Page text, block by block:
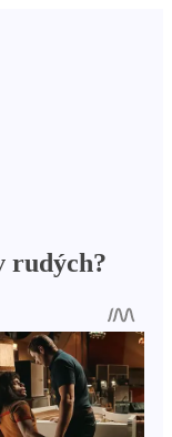
rudých?